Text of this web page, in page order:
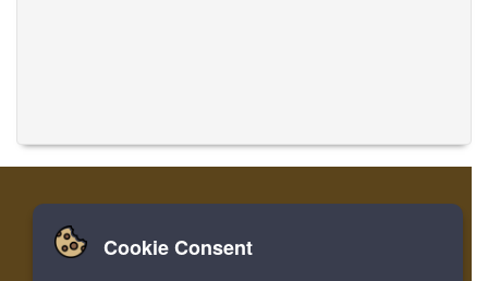
家 登录 寄存器
Cookie Consent